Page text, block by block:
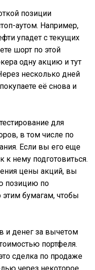
позиции
аутом. Например,
упадет с текущих
шорт по этой
одну акцию и тут
несколько дней
её снова и
для
в том числе по
Если вы его еще
к нему подготовиться.
цены акций, вы
позицию по
бумагам, чтобы
и денег за вычетом
портфеля.
сделка по продаже